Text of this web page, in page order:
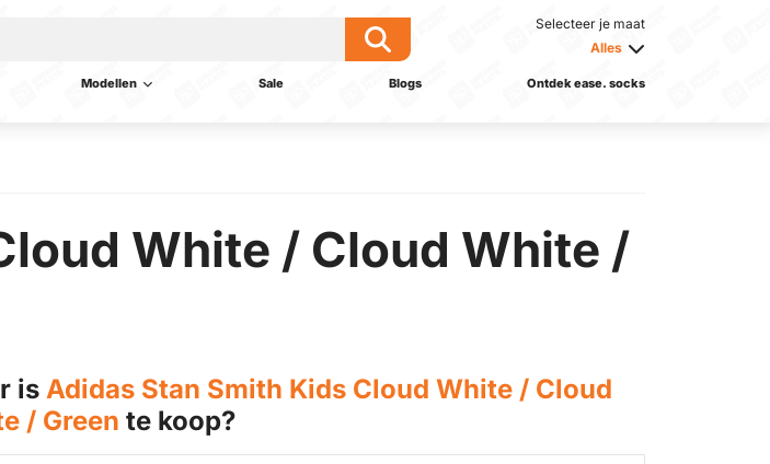
Selecteer je maat
Alles
Modellen Sale Blogs Ontdek ease. socks
White / Cloud White /
is Adidas Stan Smith Kids Cloud White / Cloud
/ Green te koop?